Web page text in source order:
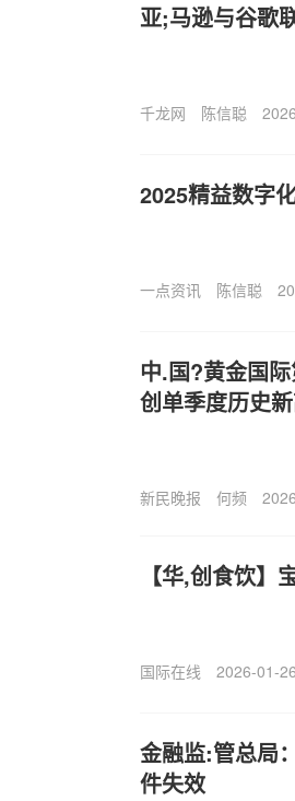
亚;马逊与谷歌
千龙网 陈信聪
2025精益数字
一点资讯 陈信聪
中.国?黄金国
创单季度历史
新民晚报 何频
【华,创食饮
国际在线 2026-01-
金融监:管总局
件失效